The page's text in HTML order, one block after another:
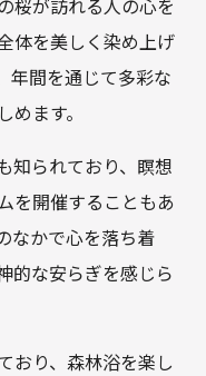
桜が訪れる人の心を
体を美しく染め上げ
年間を通じて多彩な
ます。
知られており、瞑想
を開催することもあ
なかで心を落ち着
的な安らぎを感じら
おり、森林浴を楽し